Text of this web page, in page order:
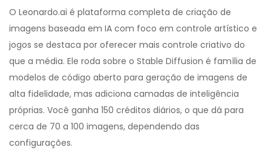
O Leonardo.ai é plataforma completa de criação de
imagens baseada em IA com foco em controle artístico e
jogos se destaca por oferecer mais controle criativo do
que a média. Ele roda sobre o Stable Diffusion é família de
modelos de código aberto para geração de imagens de
alta fidelidade, mas adiciona camadas de inteligência
próprias. Você ganha 150 créditos diários, o que dá para
cerca de 70 a 100 imagens, dependendo das
configurações.